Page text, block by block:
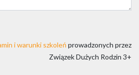
i warunki szkoleń prowadzonych przez
Związek Dużych Rodzin 3+